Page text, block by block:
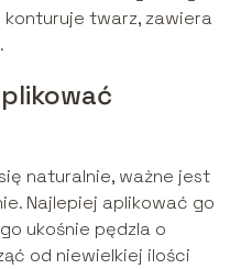
konturuje twarz, zawiera
naturalnie, ważne jest
Najlepiej aplikować go
ukośnie pędzla o
od niewielkiej ilości